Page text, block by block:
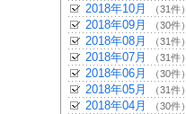
2018年10月 （31件）
2018年09月 （30件）
2018年08月 （31件）
2018年07月 （31件）
2018年06月 （30件）
2018年05月 （31件）
2018年04月 （30件）